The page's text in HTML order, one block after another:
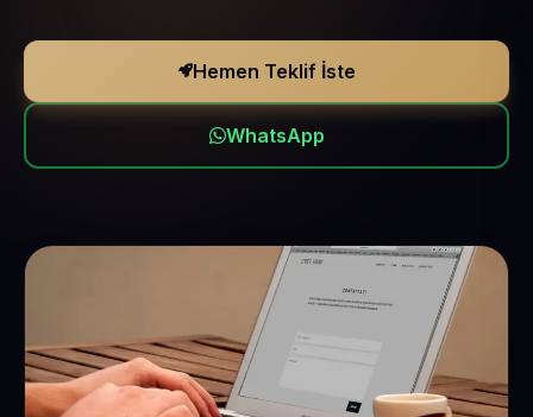
Hemen Teklif İste
WhatsApp